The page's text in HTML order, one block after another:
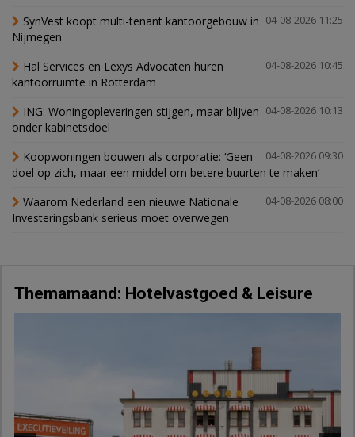
04-08-2026 11:25
SynVest koopt multi-tenant kantoorgebouw in
Nijmegen
04-08-2026 10:45
Hal Services en Lexys Advocaten huren
kantoorruimte in Rotterdam
04-08-2026 10:13
ING: Woningopleveringen stijgen, maar blijven
onder kabinetsdoel
04-08-2026 09:30
Koopwoningen bouwen als corporatie: ‘Geen
doel op zich, maar een middel om betere buurten te maken’
04-08-2026 08:00
Waarom Nederland een nieuwe Nationale
Investeringsbank serieus moet overwegen
Themamaand: Hotelvastgoed & Leisure